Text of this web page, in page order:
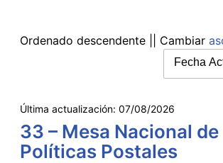
Ordenado descendente || Cambiar
Última actualización: 07/08/2026
33 – Mesa Nacional de
Políticas Postales